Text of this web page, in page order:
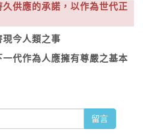
供應的承諾，以作為世代正
現今人類之事
代作為人應擁有尊嚴之基本
留言